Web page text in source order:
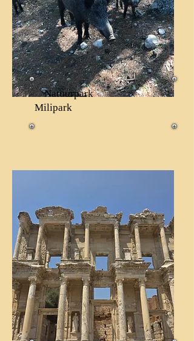
Natuurpark
Milipark